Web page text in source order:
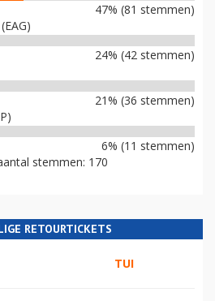
47% (81 stemmen)
24% (42 stemmen)
21% (36 stemmen)
6% (11 stemmen)
stemmen: 170
RETOURTICKETS
TUI